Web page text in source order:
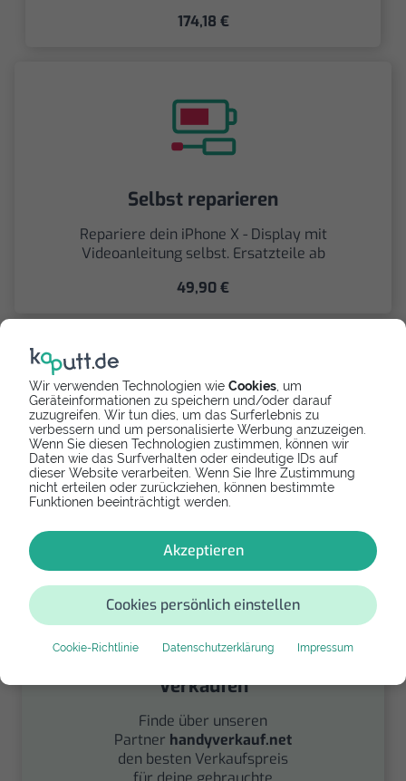
Wir verwenden Technologien wie Cookies , um
Geräteinformationen zu speichern und/oder darauf
zuzugreifen. Wir tun dies, um das Surferlebnis zu
verbessern und um personalisierte Werbung anzuzeigen.
Wenn Sie diesen Technologien zustimmen, können wir
Daten wie das Surfverhalten oder eindeutige IDs auf
dieser Website verarbeiten. Wenn Sie Ihre Zustimmung
nicht erteilen oder zurückziehen, können bestimmte
Funktionen beeinträchtigt werden.
Akzeptieren
Cookies persönlich einstellen
Cookie-Richtlinie Datenschutzerklärung Impressum
174,18 €
Selbst reparieren
Repariere dein iPhone X - Display mit
Videoanleitung selbst. Ersatzteile ab
49,90 €
Spenden
Spende Dein Gerät über
handysfuerdieumwelt.de
Verkaufen
Finde über unseren
Partner handyverkauf.net
den besten Verkaufspreis